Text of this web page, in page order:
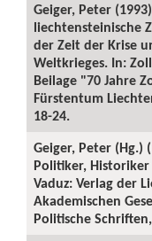
Geiger, Peter
liechtensteinische
der Zeit der Krise
Weltkrieges. In:
Beilage "70 Jahre
Fürstentum
18-24.
Geiger, Peter (Hg.)
Politiker, Historiker
Vaduz: Verlag der
Akademischen
Politische